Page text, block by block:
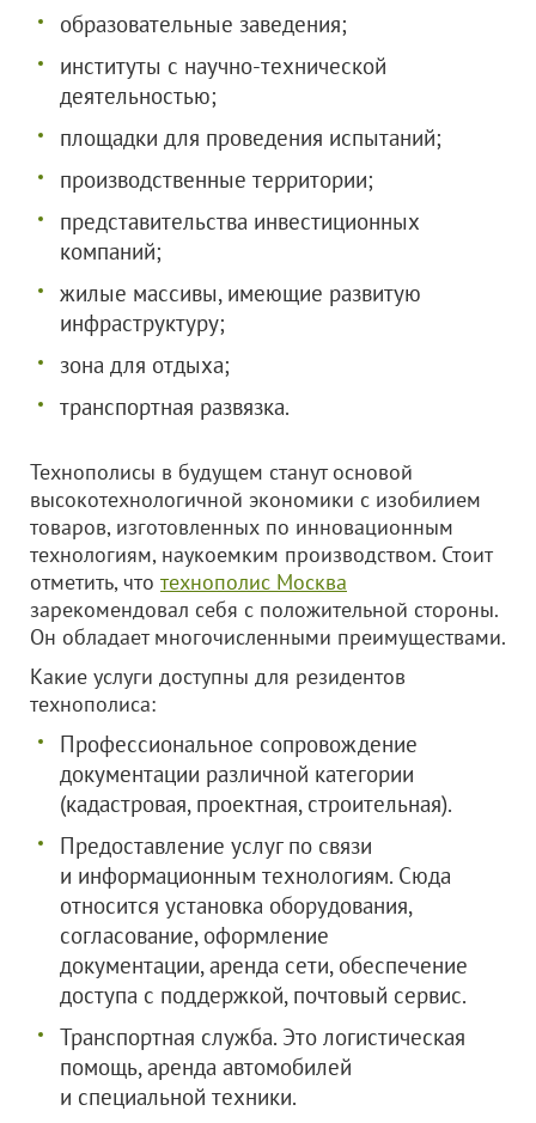
образовательные заведения;
институты с научно-технической
деятельностью;
площадки для проведения испытаний;
производственные территории;
представительства инвестиционных
компаний;
жилые массивы, имеющие развитую
инфраструктуру;
зона для отдыха;
транспортная развязка.
Технополисы в будущем станут основой
высокотехнологичной экономики с изобилием
товаров, изготовленных по инновационным
технологиям, наукоемким производством. Стоит
отметить, что технополис Москва
зарекомендовал себя с положительной стороны.
Он обладает многочисленными преимуществами.
Какие услуги доступны для резидентов
технополиса:
Профессиональное сопровождение
документации различной категории
(кадастровая, проектная, строительная).
Предоставление услуг по связи
и информационным технологиям. Сюда
относится установка оборудования,
согласование, оформление
документации, аренда сети, обеспечение
доступа с поддержкой, почтовый сервис.
Транспортная служба. Это логистическая
помощь, аренда автомобилей
и специальной техники.